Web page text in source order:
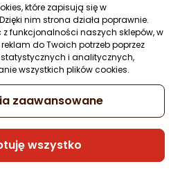
które zapisują się w
nim strona działa poprawnie.
z funkcjonalności naszych sklepów, w
do Twoich potrzeb poprzez
i analitycznych,
wszystkich plików cookies.
zaawansowane
wszystko